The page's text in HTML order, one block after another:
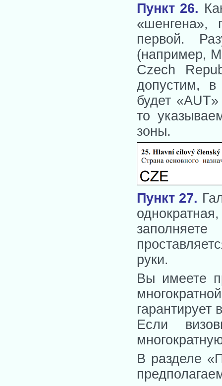
Пункт 26.
«шенгена»,
первой.
(например,
Czech
допустим, в
будет
то
зоны.
Пункт 27.
руки.
Вы имеете
Если
В разделе